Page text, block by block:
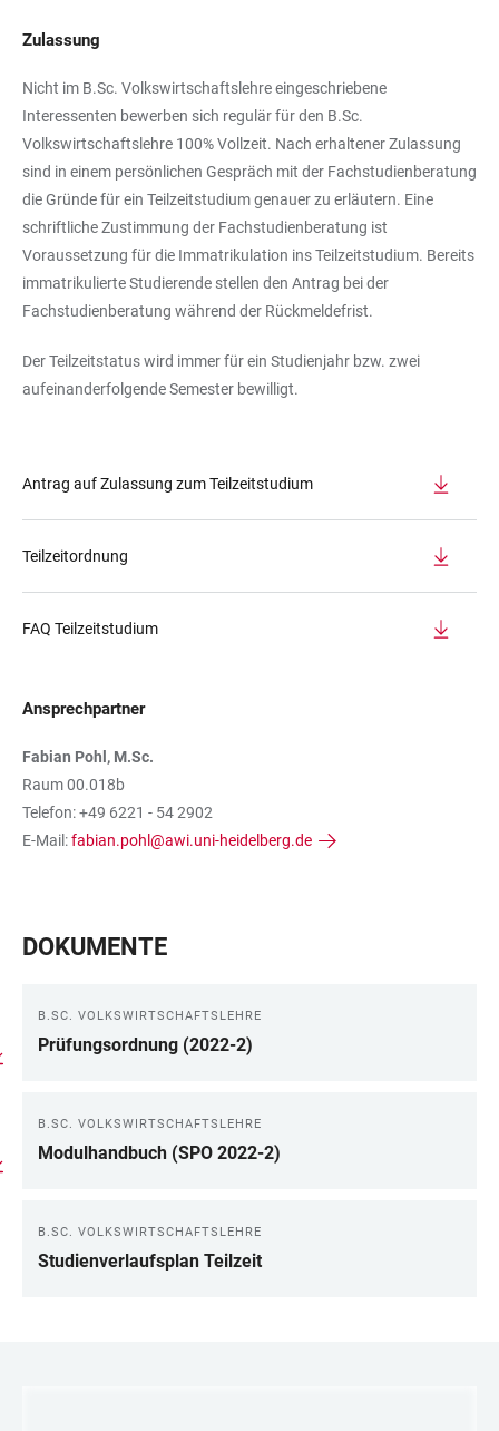
Zulassung
Nicht im B.Sc. Volkswirtschaftslehre eingeschriebene
Interessenten bewerben sich regulär für den B.Sc.
Volkswirtschaftslehre 100% Vollzeit. Nach erhaltener Zulassung
sind in einem persönlichen Gespräch mit der Fachstudienberatung
die Gründe für ein Teilzeitstudium genauer zu erläutern. Eine
schriftliche Zustimmung der Fachstudienberatung ist
Voraussetzung für die Immatrikulation ins Teilzeitstudium. Bereits
immatrikulierte Studierende stellen den Antrag bei der
Fachstudienberatung während der Rückmeldefrist.
Der Teilzeitstatus wird immer für ein Studienjahr bzw. zwei
aufeinanderfolgende Semester bewilligt.
Antrag auf Zulassung zum Teilzeitstudium
Teilzeitordnung
FAQ Teilzeitstudium
Ansprechpartner
Fabian Pohl, M.Sc.
Raum 00.018b
Telefon: +49 6221 - 54 2902
E-Mail:fabian.pohl@awi.uni-heidelberg.de
DOKUMENTE
B.SC. VOLKSWIRTSCHAFTSLEHRE
Prüfungsordnung (2022-2)
B.SC. VOLKSWIRTSCHAFTSLEHRE
Modulhandbuch (SPO 2022-2)
B.SC. VOLKSWIRTSCHAFTSLEHRE
Studienverlaufsplan Teilzeit